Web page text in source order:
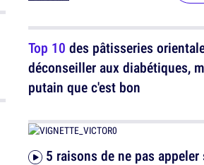
Top 10 des pâtisseries orientales à
déconseiller aux diabétiques,
putain que c'est bon